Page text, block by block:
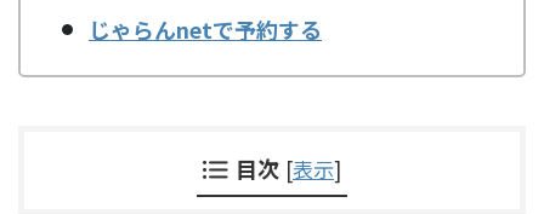
じゃらんnetで予約する
目次 [表示]